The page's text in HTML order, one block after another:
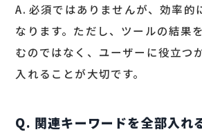
A. 必須ではありませんが、効率的
なります。ただし、ツールの結果
むのではなく、ユーザーに役立つ
入れることが大切です。
Q. 関連キーワードを全部入れ